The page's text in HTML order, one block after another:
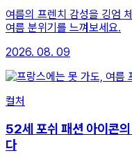
여름의 프렌치 감성을 깅엄
여름 분위기를 느껴보세요.
2026. 08. 09
컬처
52세 포쉬 패션 아이콘
다